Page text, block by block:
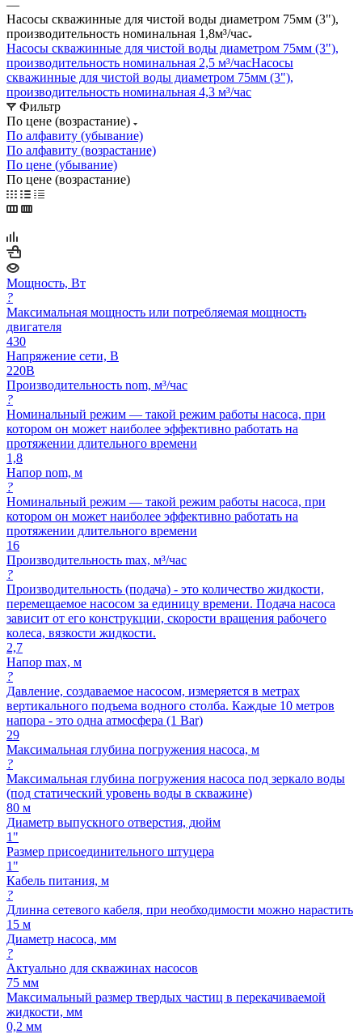
—
Насосы скважинные для чистой воды диаметром 75мм (3"),
производительность номинальная 1,8м³/час
Насосы скважинные для чистой воды диаметром 75мм (3"),
производительность номинальная 2,5 м³/часНасосы
скважинные для чистой воды диаметром 75мм (3"),
производительность номинальная 4,3 м³/час
Фильтр
По цене (возрастание)
По алфавиту (убывание)
По алфавиту (возрастание)
По цене (убывание)
По цене (возрастание)
Мощность, Вт
?
Максимальная мощность или потребляемая мощность
двигателя
430
Напряжение сети, В
220В
Производительность nom, м³/час
?
Номинальный режим — такой режим работы насоса, при
котором он может наиболее эффективно работать на
протяжении длительного времени
1,8
Напор nom, м
?
Номинальный режим — такой режим работы насоса, при
котором он может наиболее эффективно работать на
протяжении длительного времени
16
Производительность max, м³/час
?
Производительность (подача) - это количество жидкости,
перемещаемое насосом за единицу времени. Подача насоса
зависит от его конструкции, скорости вращения рабочего
колеса, вязкости жидкости.
2,7
Напор max, м
?
Давление, создаваемое насосом, измеряется в метрах
вертикального подъема водного столба. Каждые 10 метров
напора - это одна атмосфера (1 Bar)
29
Максимальная глубина погружения насоса, м
?
Максимальная глубина погружения насоса под зеркало воды
(под статический уровень воды в скважине)
80 м
Диаметр выпускного отверстия, дюйм
1"
Размер присоединительного штуцера
1"
Кабель питания, м
?
Длинна сетевого кабеля, при необходимости можно нарастить
15 м
Диаметр насоса, мм
?
Актуально для скважинах насосов
75 мм
Максимальный размер твердых частиц в перекачиваемой
жидкости, мм
0,2 мм